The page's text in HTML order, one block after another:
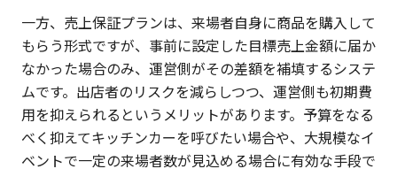
一方、売上保証プランは、来場者自身に商品を購入して
もらう形式ですが、事前に設定した目標売上金額に届か
なかった場合のみ、運営側がその差額を補填するシステ
ムです。出店者のリスクを減らしつつ、運営側も初期費
用を抑えられるというメリットがあります。予算をなる
べく抑えてキッチンカーを呼びたい場合や、大規模なイ
ベントで一定の来場者数が見込める場合に有効な手段で